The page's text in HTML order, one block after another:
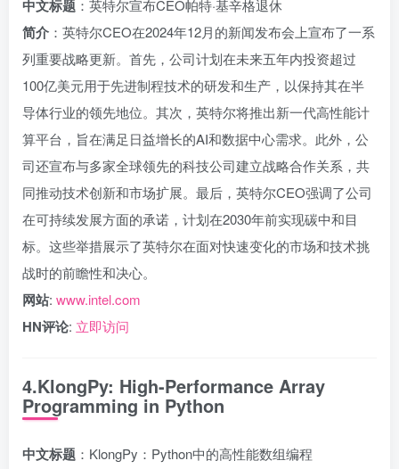
中文标题 ：英特尔宣布CEO帕特·基辛格退休
简介 ：英特尔CEO在2024年12月的新闻发布会上宣布了一系
列重要战略更新。首先，公司计划在未来五年内投资超过
100亿美元用于先进制程技术的研发和生产，以保持其在半
导体行业的领先地位。其次，英特尔将推出新一代高性能计
算平台，旨在满足日益增长的AI和数据中心需求。此外，公
司还宣布与多家全球领先的科技公司建立战略合作关系，共
同推动技术创新和市场扩展。最后，英特尔CEO强调了公司
在可持续发展方面的承诺，计划在2030年前实现碳中和目
标。这些举措展示了英特尔在面对快速变化的市场和技术挑
战时的前瞻性和决心。
网站: www.intel.com
HN评论: 立即访问
4.KlongPy: High-Performance Array
Programming in Python
中文标题 ：KlongPy：Python中的高性能数组编程